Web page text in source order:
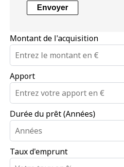
Envoyer
Montant de l'acquisition
Apport
Durée du prêt (Années)
Taux d'emprunt